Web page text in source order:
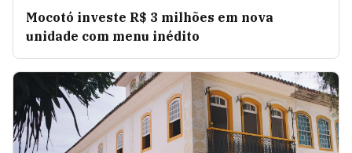
Mocotó investe R$ 3 milhões em nova
unidade com menu inédito